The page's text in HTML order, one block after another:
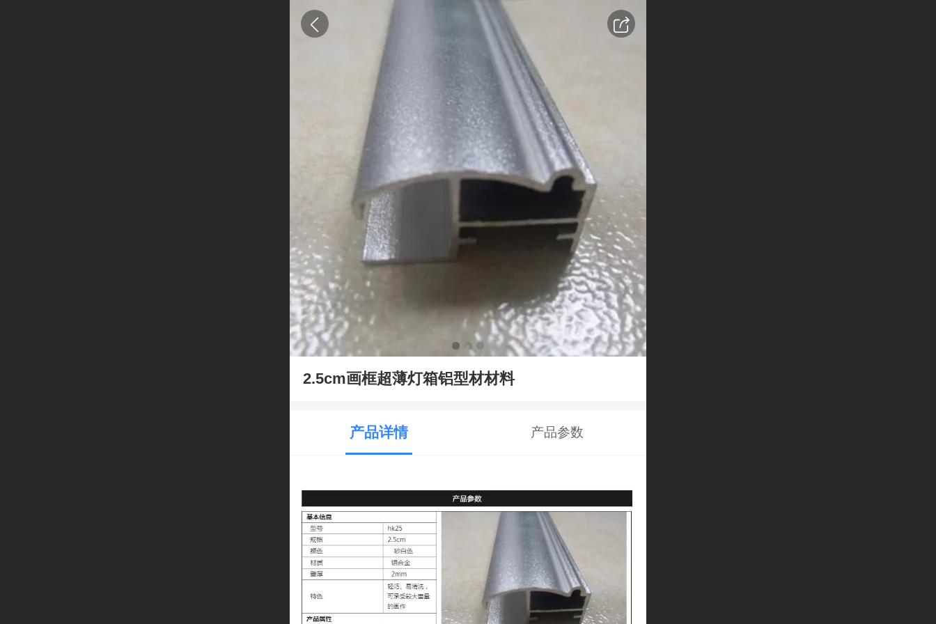
2.5cm画框超薄灯箱铝型材材料
产品详情 产品参数